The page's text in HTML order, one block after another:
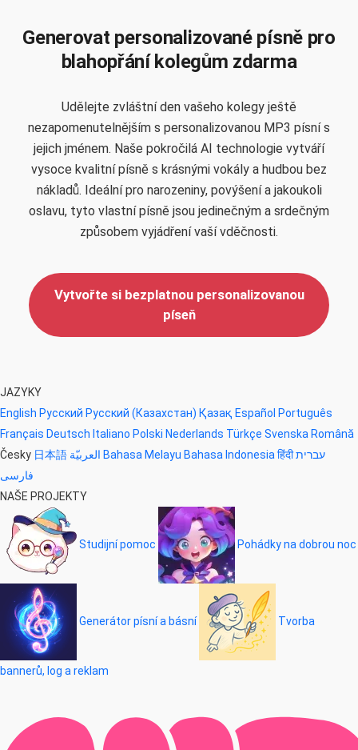
Generovat personalizované písně pro
blahopřání kolegům zdarma
Udělejte zvláštní den vašeho kolegy ještě
nezapomenutelnějším s personalizovanou MP3 písní s
jejich jménem. Naše pokročilá AI technologie vytváří
vysoce kvalitní písně s krásnými vokály a hudbou bez
nákladů. Ideální pro narozeniny, povýšení a jakoukoli
oslavu, tyto vlastní písně jsou jedinečným a srdečným
způsobem vyjádření vaší vděčnosti.
Vytvořte si bezplatnou personalizovanou
píseň
JAZYKY
English Русский Русский (Казахстан) Қазақ Español Português
Français Deutsch Italiano Polski Nederlands Türkçe Svenska Română
Česky 日本語 Bahasa Melayu Bahasa Indonesia हिंदीעברית
فارسی
NAŠE PROJEKTY
Studijní pomoc Pohádky na dobrou noc
Generátor písní a básní Tvorba
bannerů, log a reklam